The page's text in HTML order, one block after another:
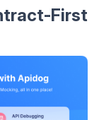
First